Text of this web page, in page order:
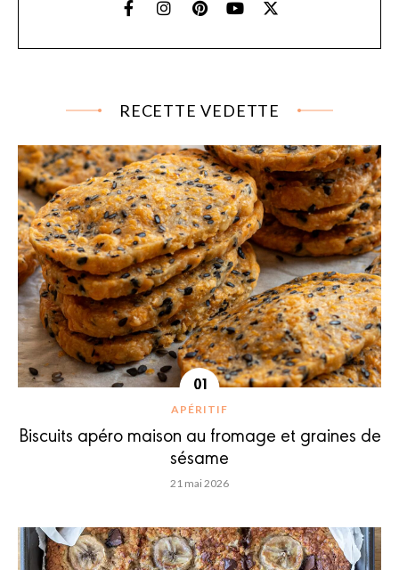
RECETTE VEDETTE
APÉRITIF
Biscuits apéro maison au fromage et graines de
sésame
21 mai 2026